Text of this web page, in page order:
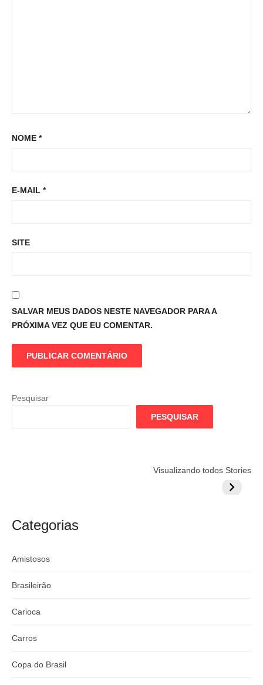
NOME *
E-MAIL *
SITE
SALVAR MEUS DADOS NESTE NAVEGADOR PARA A
PRÓXIMA VEZ QUE EU COMENTAR.
Pesquisar
PESQUISAR
Visualizando todos Stories
argentino
do
Categorias
Amistosos
Brasileirão
Carioca
Carros
Copa do Brasil